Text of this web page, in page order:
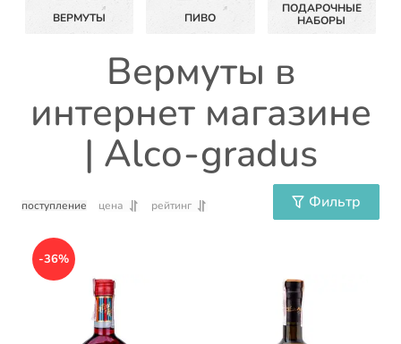
ВЕРМУТЫ ПИВО
ПОДАРОЧНЫЕ
НАБОРЫ
Вермуты в
интернет магазине
| Alco-gradus
поступление цена рейтинг Фильтр
-36%